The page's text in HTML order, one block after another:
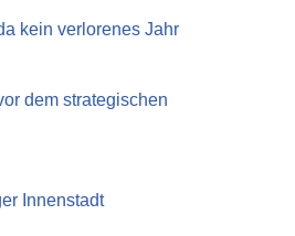
kein verlorenes Jahr
dem strategischen
Innenstadt